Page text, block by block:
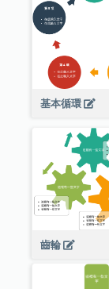
基本循環
齒輪